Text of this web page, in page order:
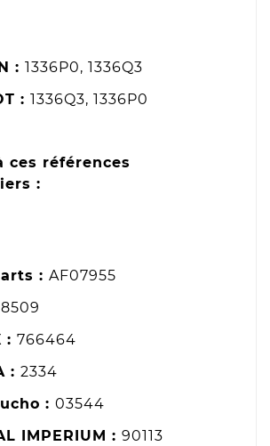
: 1336P0, 1336Q3
: 1336Q3, 1336P0
ces références
:
: AF07955
8509
: 766464
: 2334
: 03544
IMPERIUM : 90113